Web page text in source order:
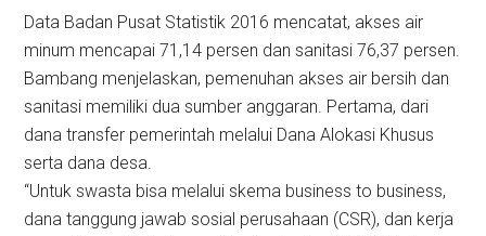
Data Badan Pusat Statistik 2016 mencatat, akses air
minum mencapai 71,14 persen dan sanitasi 76,37 persen.
Bambang menjelaskan, pemenuhan akses air bersih dan
sanitasi memiliki dua sumber anggaran. Pertama, dari
dana transfer pemerintah melalui Dana Alokasi Khusus
serta dana desa.
“Untuk swasta bisa melalui skema business to business,
dana tanggung jawab sosial perusahaan (CSR), dan kerja